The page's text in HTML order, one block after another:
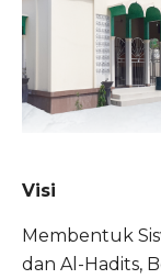
Visi
Membentuk
dan Al-Hadits,